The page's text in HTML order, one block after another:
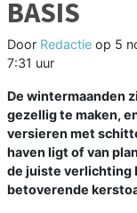
BASIS
Door Redactie op 5
7:31 uur
De wintermaanden
gezellig te maken,
versieren met
haven ligt of van
de juiste verlichting
betoverende